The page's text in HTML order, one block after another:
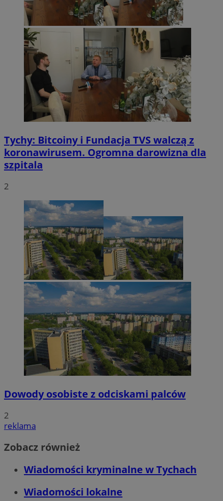
Tychy: Bitcoiny i Fundacja TVS walczą z
koronawirusem. Ogromna darowizna dla
szpitala
2
Dowody osobiste z odciskami palców
2
reklama
Zobacz również
Wiadomości kryminalne w Tychach
Wiadomości lokalne